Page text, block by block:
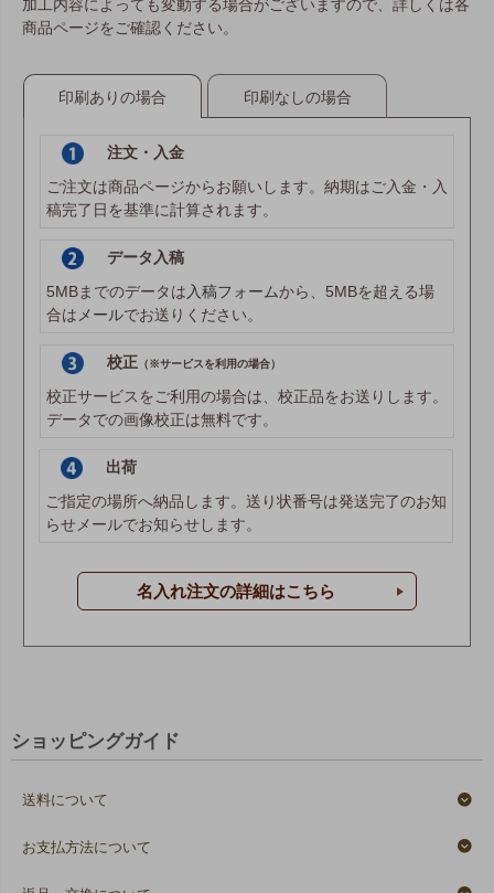
加工内容によっても変動する場合がございますので、詳しくは各
商品ページをご確認ください。
印刷ありの場合 印刷なしの場合
注文・入金
ご注文は商品ページからお願いします。納期はご入金・入
稿完了日を基準に計算されます。
データ入稿
5MBまでのデータは 入稿フォームから、5MBを超える場
合は メールでお送りください。
校正（※サービスを利用の場合）
校正サービスをご利用の場合は、校正品をお送りします。
データでの画像校正は無料です。
出荷
ご指定の場所へ納品します。送り状番号は発送完了のお知
らせメールでお知らせします。
名入れ注文の詳細はこちら
ショッピングガイド
送料について
お支払方法について